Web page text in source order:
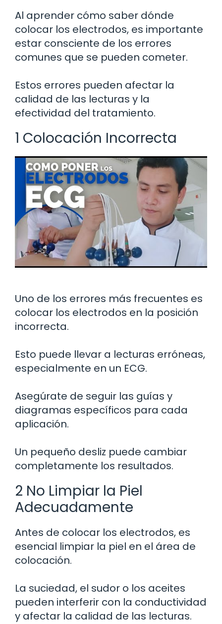
Al aprender cómo saber dónde
colocar los electrodos, es importante
estar consciente de los errores
comunes que se pueden cometer.
Estos errores pueden afectar la
calidad de las lecturas y la
efectividad del tratamiento.
1 Colocación Incorrecta
Uno de los errores más frecuentes es
colocar los electrodos en la posición
incorrecta.
Esto puede llevar a lecturas erróneas,
especialmente en un ECG.
Asegúrate de seguir las guías y
diagramas específicos para cada
aplicación.
Un pequeño desliz puede cambiar
completamente los resultados.
2 No Limpiar la Piel
Adecuadamente
Antes de colocar los electrodos, es
esencial limpiar la piel en el área de
colocación.
La suciedad, el sudor o los aceites
pueden interferir con la conductividad
y afectar la calidad de las lecturas.